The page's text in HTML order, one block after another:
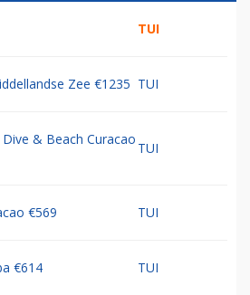
TUI
Zee €1235 TUI
& Beach Curacao
TUI
€569 TUI
€614 TUI